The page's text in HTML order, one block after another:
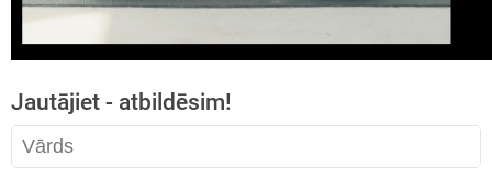
Jautājiet - atbildēsim!